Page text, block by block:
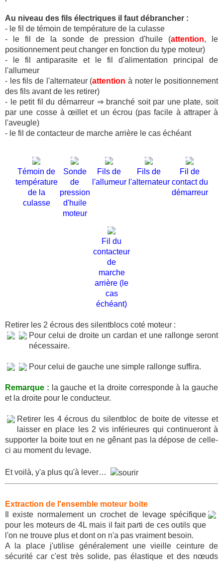
Au niveau des fils électriques il faut débrancher :
- le fil de témoin de température de la culasse
- le fil de la sonde de pression d'huile (attention, le
positionnement peut changer en fonction du type moteur)
- le fil antiparasite et le fil d'alimentation principal de
l'allumeur
- les fils de l'alternateur (attention à noter le positionnement
des fils avant de les retirer)
- le petit fil du démarreur ⇒ branché soit par une plate, soit
par une cosse à œillet et un écrou (pas facile à attraper à
l'aveugle)
- le fil de contacteur de marche arrière le cas échéant
Témoin de
température
de la
culasse
Sonde
de
pression
d'huile
moteur
Fils de
l'allumeur
Fils de
l'alternateur
Fil de
contact du
démarreur
Fil du
contacteur
de
marche
arrière (le
cas
échéant)
Retirer les 2 écrous des silentblocs coté moteur :
Pour celui de droite un cardan et une rallonge seront
nécessaire.
Pour celui de gauche une simple rallonge suffira.
Remarque : la gauche et la droite corresponde à la gauche
et la droite pour le conducteur.
Retirer les 4 écrous du silentbloc de boite de vitesse et
laisser en place les 2 vis inférieures qui continueront à
supporter la boite tout en ne gênant pas la dépose de celle-
ci au moment du levage.
Et voilà, y'a plus qu'à lever…
Extraction de l'ensemble moteur boite
Il existe normalement un crochet de levage spécifique
pour les moteurs de 4L mais il fait parti de ces outils que
l'on ne trouve plus et dont on n'a pas vraiment besoin.
A la place j'utilise généralement une vieille ceinture de
sécurité car c'est très solide, pas élastique et des nœuds